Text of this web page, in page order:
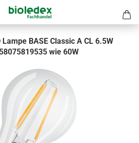
BASE Classic A CL 6.5W
wie 60W